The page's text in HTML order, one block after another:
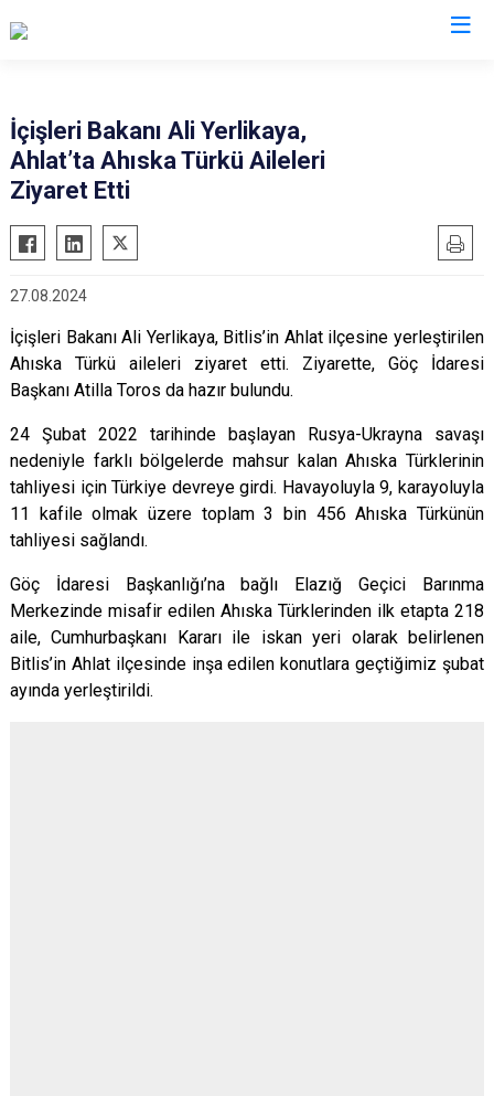
İçişleri Bakanı Ali Yerlikaya,
Ahlat’ta Ahıska Türkü Aileleri
Ziyaret Etti
27.08.2024
İçişleri Bakanı Ali Yerlikaya, Bitlis’in Ahlat ilçesine yerleştirilen
Ahıska Türkü aileleri ziyaret etti. Ziyarette, Göç İdaresi
Başkanı Atilla Toros da hazır bulundu.
24 Şubat 2022 tarihinde başlayan Rusya-Ukrayna savaşı
nedeniyle farklı bölgelerde mahsur kalan Ahıska Türklerinin
tahliyesi için Türkiye devreye girdi. Havayoluyla 9, karayoluyla
11 kafile olmak üzere toplam 3 bin 456 Ahıska Türkünün
tahliyesi sağlandı.
Göç İdaresi Başkanlığı’na bağlı Elazığ Geçici Barınma
Merkezinde misafir edilen Ahıska Türklerinden ilk etapta 218
aile, Cumhurbaşkanı Kararı ile iskan yeri olarak belirlenen
Bitlis’in Ahlat ilçesinde inşa edilen konutlara geçtiğimiz şubat
ayında yerleştirildi.